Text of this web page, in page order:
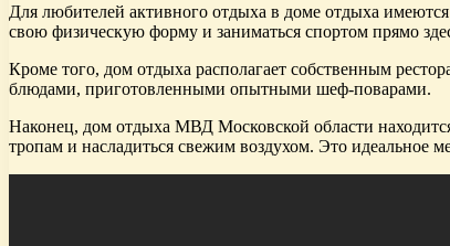
Для любителей активного отдыха в доме отдыха
свою физическую форму и заниматься спортом прямо
Кроме того, дом отдыха располагает собственным
блюдами, приготовленными опытными шеф-поварами.
Наконец, дом отдыха МВД Московской области
тропам и насладиться свежим воздухом. Это идеальное